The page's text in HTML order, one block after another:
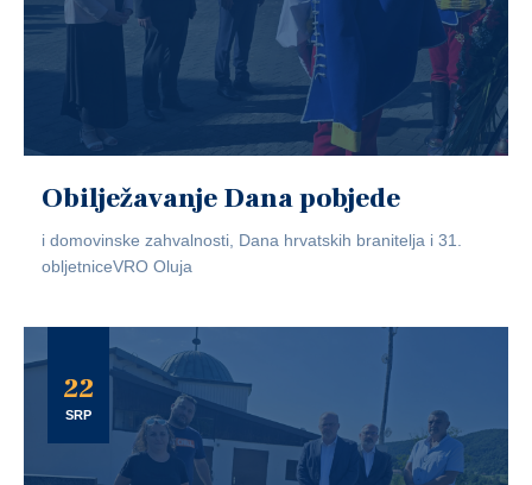
Obilježavanje Dana pobjede
i domovinske zahvalnosti, Dana hrvatskih branitelja i 31.
obljetniceVRO Oluja
22
SRP